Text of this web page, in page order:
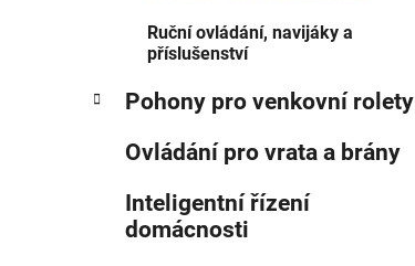
p
Ruční ovládání, navijáky a
příslušenství
Pohony pro venkovní rolety
Ovládání pro vrata a brány
Inteligentní řízení
domácnosti